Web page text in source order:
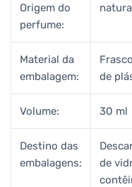
Origem do
perfume:
Material da
embalagem:
de
Volume: 30 ml
Destino das
embalagens:
de